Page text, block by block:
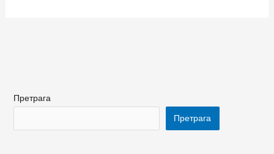
Претрага
Претрага